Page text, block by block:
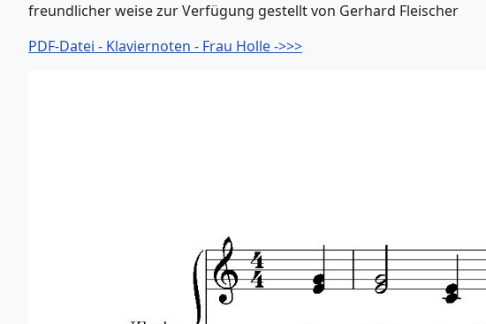
freundlicher weise zur Verfügung gestellt von Gerhard Fleischer
PDF-Datei - Klaviernoten - Frau Holle ->>>